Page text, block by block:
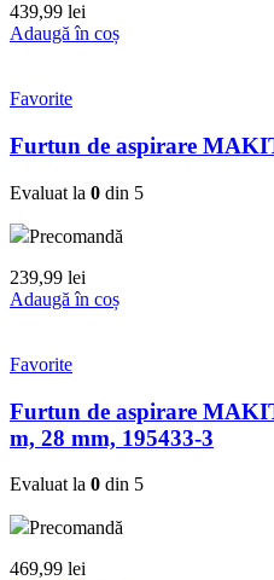
439,99 lei
Adaugă în coș
Favorite
Furtun de aspirare
Evaluat la 0 din 5
Precomandă
239,99 lei
Adaugă în coș
Favorite
Furtun de aspirare
m, 28 mm, 195433-3
Evaluat la 0 din 5
Precomandă
469,99 lei